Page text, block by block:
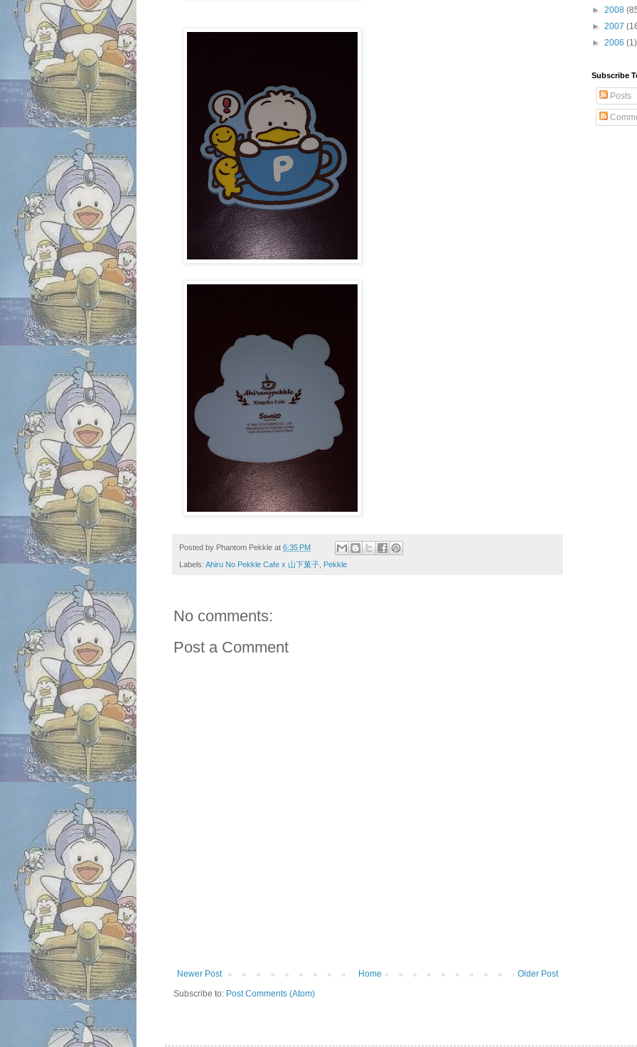
Posted by Phantom Pekkle at 6:35 PM
Labels: Ahiru No Pekkle Cafe x 山下菓子 Pekkle
No comments:
Post a Comment
Newer Post Older Post
Home
Subscribe to: Post Comments (Atom)
► 2008
► 2007
► 2006 (1)
Subscribe
Posts